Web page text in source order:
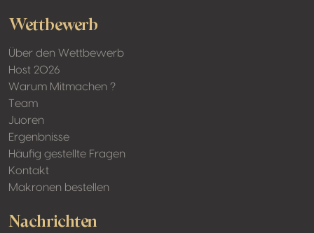
Wettbewerb
Über den Wettbewerb
Host 2026
Warum Mitmachen ?
Team
Juoren
Ergenbnisse
Häufig gestellte Fragen
Kontakt
Makronen bestellen
Nachrichten